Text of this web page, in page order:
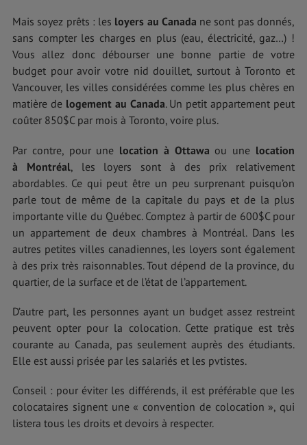
Mais soyez prêts : les loyers au Canada ne sont pas donnés,
sans compter les charges en plus (eau, électricité, gaz…) !
Vous allez donc débourser une bonne partie de votre
budget pour avoir votre nid douillet, surtout à Toronto et
Vancouver, les villes considérées comme les plus chères en
matière de logement au Canada. Un petit appartement peut
coûter 850$C par mois à Toronto, voire plus.
Par contre, pour une location à Ottawa ou une location
à Montréal, les loyers sont à des prix relativement
abordables. Ce qui peut être un peu surprenant puisqu’on
parle tout de même de la capitale du pays et de la plus
importante ville du Québec. Comptez à partir de 600$C pour
un appartement de deux chambres à Montréal. Dans les
autres petites villes canadiennes, les loyers sont également
à des prix très raisonnables. Tout dépend de la province, du
quartier, de la surface et de l’état de l’appartement.
D’autre part, les personnes ayant un budget assez restreint
peuvent opter pour la colocation. Cette pratique est très
courante au Canada, pas seulement auprès des étudiants.
Elle est aussi prisée par les salariés et les pvtistes.
Conseil : pour éviter les différends, il est préférable que les
colocataires signent une « convention de colocation », qui
listera tous les droits et devoirs à respecter.